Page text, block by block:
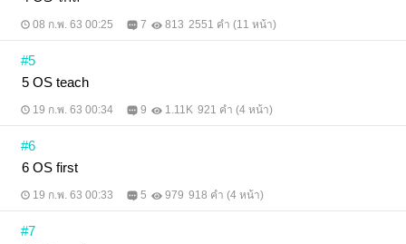
08 ก.พ. 63 00:25 7 813 2551 คำ (11 หน้า)
#5
5 OS teach
19 ก.พ. 63 00:34 9 1.11K 921 คำ (4 หน้า)
#6
6 OS first
19 ก.พ. 63 00:33 5 979 918 คำ (4 หน้า)
#7